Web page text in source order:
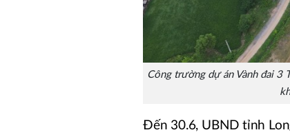
Công trường dự án Vành đai 3
Đến 30.6, UBND tỉnh